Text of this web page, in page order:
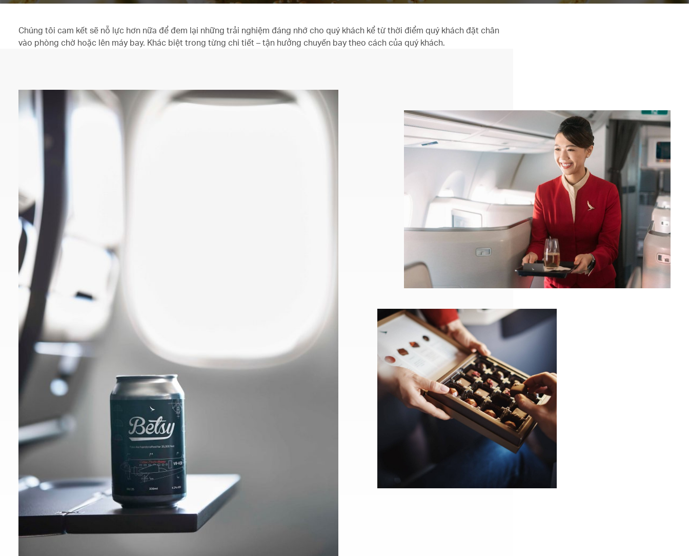
Chúng tôi cam kết sẽ nỗ lực hơn nữa để đem lại những trải nghiệm đáng nhớ cho quý khách kể từ thời điểm quý khách đặt chân
vào phòng chờ hoặc lên máy bay. Khác biệt trong từng chi tiết – tận hưởng chuyến bay theo cách của quý khách.